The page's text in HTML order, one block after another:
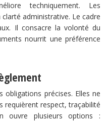
techniquement. Les
administrative. Le cadre
Il consacre la volonté du
nourrit une préférence
précises. Elles ne
requièrent respect, traçabilité
ouvre plusieurs options :